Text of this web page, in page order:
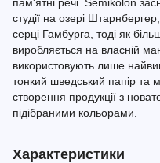
студії на озері
серці Гамбурга, тоді як
виробляється на власній
використовують лише
тонкий шведський папір та
створення продукції з
підібраними кольорами.
Характеристики